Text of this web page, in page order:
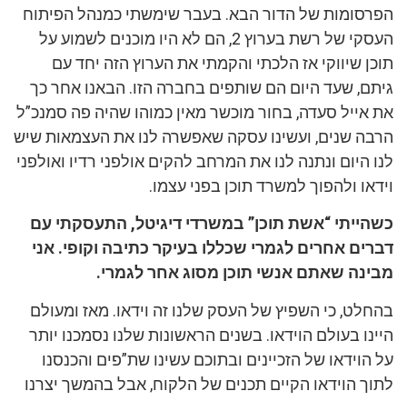
הפרסומות של הדור הבא. בעבר שימשתי כמנהל הפיתוח
העסקי של רשת בערוץ 2, הם לא היו מוכנים לשמוע על
תוכן שיווקי אז הלכתי והקמתי את הערוץ הזה יחד עם
גיתם, שעד היום הם שותפים בחברה הזו. הבאנו אחר כך
את אייל סעדה, בחור מוכשר מאין כמוהו שהיה פה סמנכ”ל
הרבה שנים, ועשינו עסקה שאפשרה לנו את העצמאות שיש
לנו היום ונתנה לנו את המרחב להקים אולפני רדיו ואולפני
וידאו ולהפוך למשרד תוכן בפני עצמו.
כשהייתי “אשת תוכן” במשרדי דיגיטל, התעסקתי עם
דברים אחרים לגמרי שכללו בעיקר כתיבה וקופי. אני
מבינה שאתם אנשי תוכן מסוג אחר לגמרי.
בהחלט, כי השפיץ של העסק שלנו זה וידאו. מאז ומעולם
היינו בעולם הוידאו. בשנים הראשונות שלנו נסמכנו יותר
על הוידאו של הזכיינים ובתוכם עשינו שת”פים והכנסנו
לתוך הוידאו הקיים תכנים של הלקוח, אבל בהמשך יצרנו